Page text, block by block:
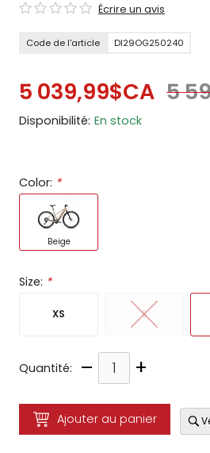
Écrire un avis
Code de l'article DI29OG250240
5 039,99$CA 5
Disponibilité: En stock
Color: *
Beige
Size: *
XS S
Quantité: – +
Ajouter au panier